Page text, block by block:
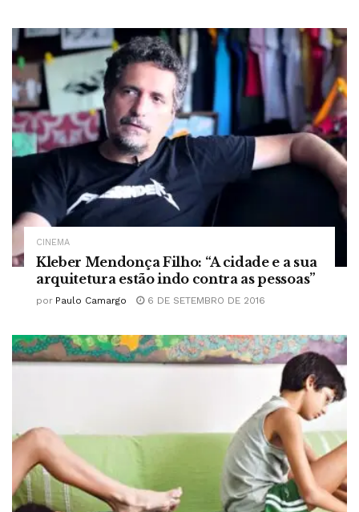
CINEMA
Kleber Mendonça Filho: “A cidade e a sua
arquitetura estão indo contra as pessoas”
por Paulo Camargo 6 DE SETEMBRO DE 2016